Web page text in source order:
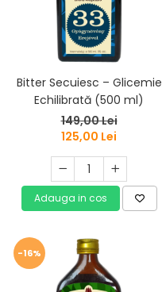
Bitter Secuiesc – Glicemie
Echilibrată (500 ml)
149,00 Lei
125,00 Lei
Adauga in cos
-16%